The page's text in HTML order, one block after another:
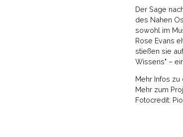
Der Sage
des Nahen
sowohl im
Rose Evans
stießen sie
Wissens" –
Mehr Infos zu
Mehr zum
Fotocredit: